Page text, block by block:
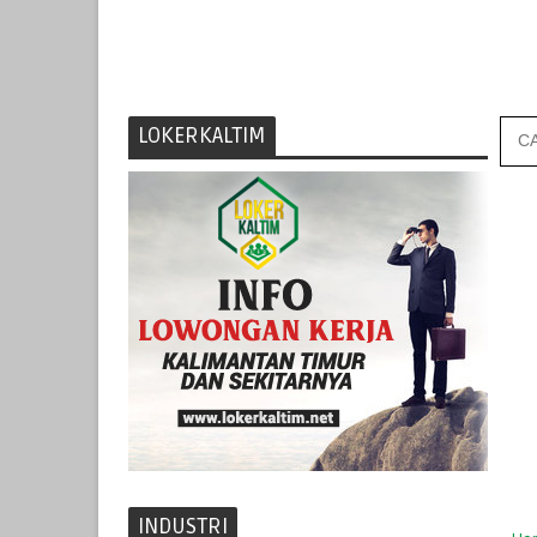
LOKERKALTIM
INDUSTRI